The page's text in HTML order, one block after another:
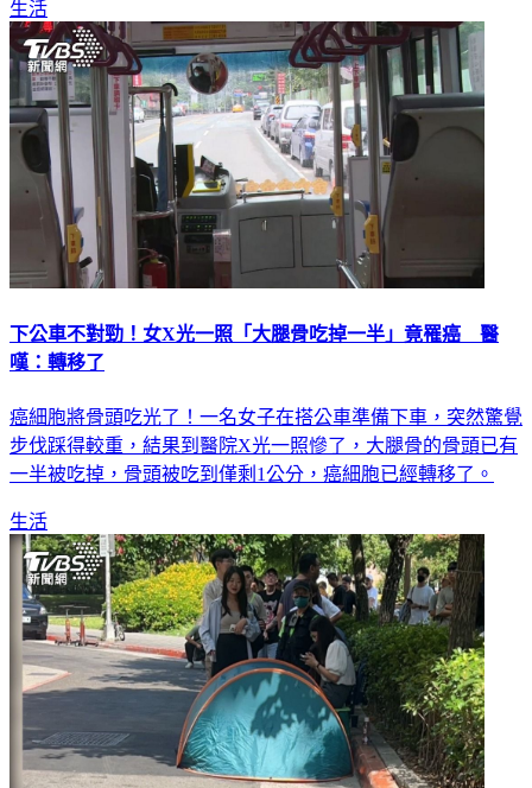
生活
下公車不對勁！女X光一照「大腿骨吃掉一半」竟罹癌 醫
嘆：轉移了
癌細胞將骨頭吃光了！一名女子在搭公車準備下車，突然驚覺
步伐踩得較重，結果到醫院X光一照慘了，大腿骨的骨頭已有
一半被吃掉，骨頭被吃到僅剩1公分，癌細胞已經轉移了。
生活